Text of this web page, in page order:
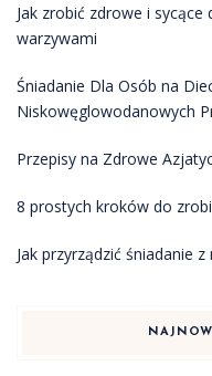
Jak zrobić zdrowe i
warzywami
Śniadanie Dla Osób na
Niskowęglowodanowych
Przepisy na Zdrowe
8 prostych kroków do
Jak przyrządzić śniadanie